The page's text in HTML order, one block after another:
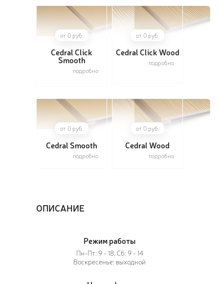
от 0 руб.
Cedral Click
Smooth
подробно
от 0 руб.
Cedral Click Wood
подробно
от 0 руб.
Cedral Smooth
подробно
от 0 руб.
Cedral Wood
подробно
ОПИСАНИЕ
Режим работы
Пн-Пт: 9 - 18, Сб: 9 - 14
Воскресенье: выходной